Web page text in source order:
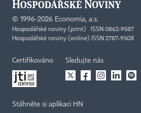
© 1996-2026 Economia, a.s.
Hospodářské noviny (print) ISSN 0862-9587
Hospodářské noviny (online) ISSN 2787-950X
Certifikováno Sledujte nás
Stáhněte si aplikaci HN